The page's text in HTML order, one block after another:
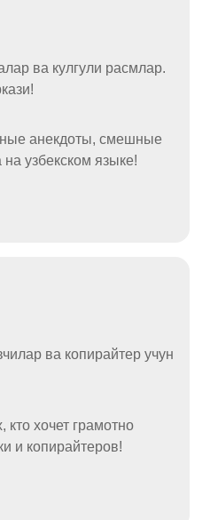
ва кулгули расмлар.
анекдоты, смешные
узбекском языке!
ва копирайтер учун
хочет грамотно
и копирайтеров!